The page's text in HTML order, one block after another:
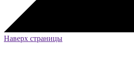
Наверх страницы